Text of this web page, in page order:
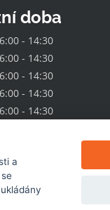
doba
6:00 - 14:30
6:00 - 14:30
6:00 - 14:30
6:00 - 14:30
6:00 - 14:30
a